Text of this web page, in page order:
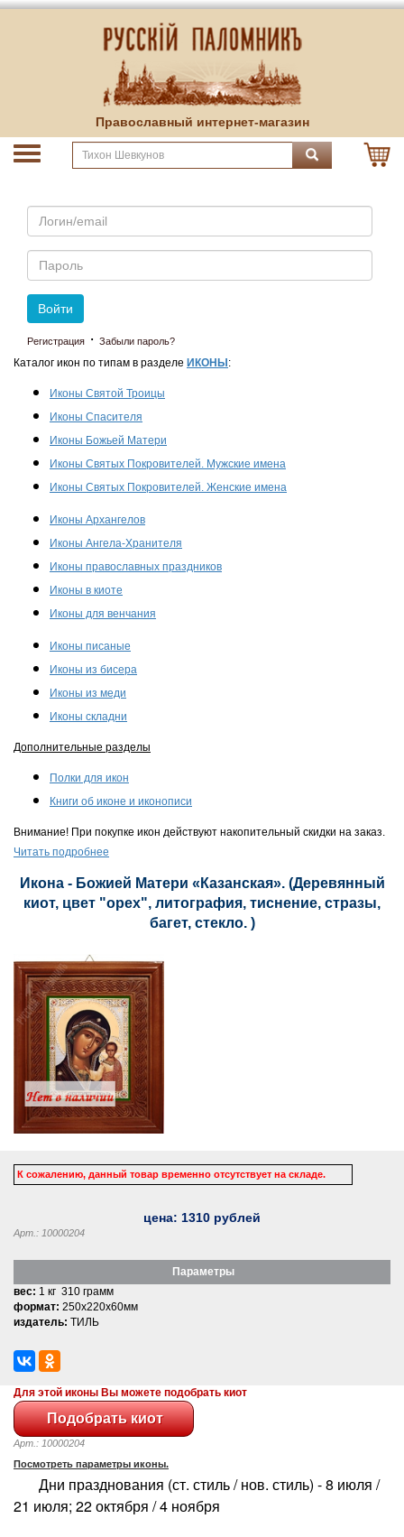
Православный интернет-магазин
Email
Пароль
Войти
Регистрация · Забыли пароль?
Каталог икон по типам в разделе ИКОНЫ :
Иконы Святой Троицы
Иконы Спасителя
Иконы Божьей Матери
Иконы Святых Покровителей. Мужские имена
Иконы Святых Покровителей. Женские имена
Иконы Архангелов
Иконы Ангела-Хранителя
Иконы православных праздников
Иконы в киоте
Иконы для венчания
Иконы писаные
Иконы из бисера
Иконы из меди
Иконы складни
Дополнительные разделы
Полки для икон
Книги об иконе и иконописи
Внимание! При покупке икон действуют накопительный скидки на заказ.
Читать подробнее
Икона - Божией Матери «Казанская». (Деревянный
киот, цвет "орех", литография, тиснение, стразы,
багет, стекло. )
К сожалению, данный товар временно отсутствует на складе.
цена: 1310 рублей
Арт.: 10000204
Параметры
вес: 1 кг 310 грамм
формат: 250x220x60мм
издатель: ТИЛЬ
Для этой иконы Вы можете подобрать киот
Арт.: 10000204
Посмотреть параметры иконы.
Дни празднования (ст. стиль / нов. стиль) - 8 июля /
21 июля; 22 октября / 4 ноября